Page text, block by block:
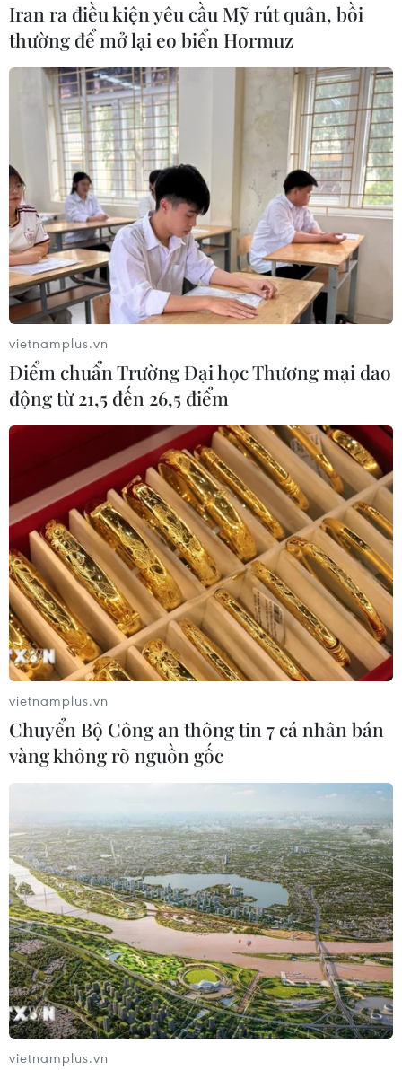
Iran ra điều kiện yêu cầu Mỹ rút quân, bồi
thường để mở lại eo biển Hormuz
vietnamplus.vn
Điểm chuẩn Trường Đại học Thương mại dao
động từ 21,5 đến 26,5 điểm
vietnamplus.vn
Chuyển Bộ Công an thông tin 7 cá nhân bán
vàng không rõ nguồn gốc
vietnamplus.vn